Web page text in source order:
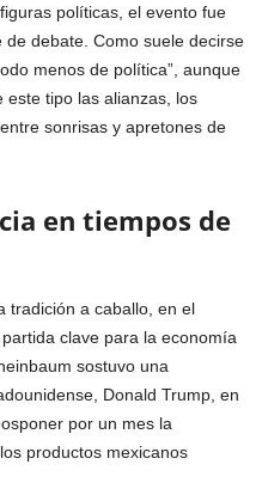
políticas, el evento fue
debate. Como suele decirse
menos de política”, aunque
este tipo las alianzas, los
sonrisas y apretones de
en tiempos de
tradición a caballo, en el
clave para la economía
sostuvo una
Donald Trump, en
por un mes la
productos mexicanos